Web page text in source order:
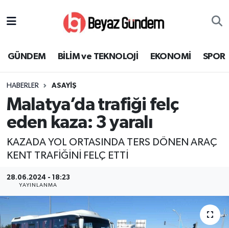
GÜNDEM BİLİM ve TEKNOLOJİ EKONOMİ SPOR
HABERLER ASAYİŞ
Malatya’da trafiği felç
eden kaza: 3 yaralı
KAZADA YOL ORTASINDA TERS DÖNEN ARAÇ
KENT TRAFİĞİNİ FELÇ ETTİ
28.06.2024 - 18:23
YAYINLANMA
EKONOMİ
SAĞLIK
KÜLTÜR SANAT
MAGAZİN
Süper Lig Puan Durumu ve Fikstür
Tüm Manşetler
Son Dakika Haberleri